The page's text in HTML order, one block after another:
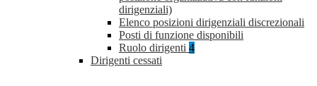
dirigenziali)
Elenco posizioni dirigenziali discrezionali
Posti di funzione disponibili
Ruolo dirigenti 4
Dirigenti cessati